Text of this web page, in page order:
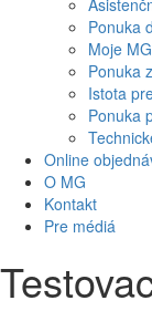
Ponuka
Moje
Ponuka
Istota
Ponuka
Online
O MG
Kontakt
Pre médiá